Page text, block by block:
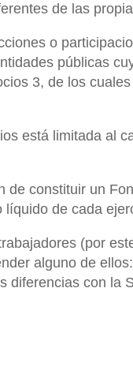
de las
o
públicas
3, de los
está limitada al
de constituir un
líquido de cada
(por
alguno de
diferencias con la